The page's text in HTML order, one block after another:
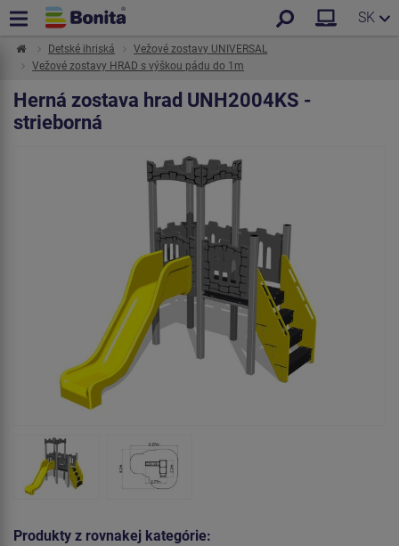
SK
Detské ihriská
Vežové zostavy UNIVERSAL
Vežové zostavy HRAD s výškou pádu do 1m
Herná zostava hrad UNH2004KS -
strieborná
Produkty z rovnakej kategórie: